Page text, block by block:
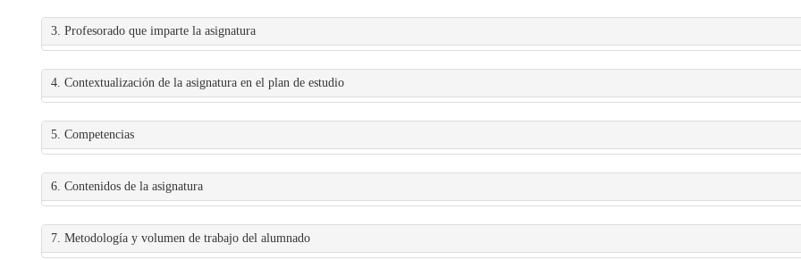
3. Profesorado que imparte la asignatura
4. Contextualización de la asignatura en el plan de estudio
5. Competencias
6. Contenidos de la asignatura
7. Metodología y volumen de trabajo del alumnado